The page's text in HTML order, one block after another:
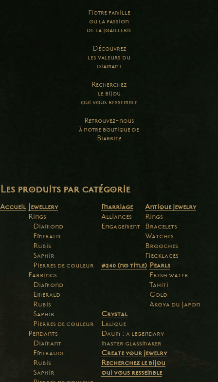
Notre famille
ou la passion
de la joaillerie
Découvrez
les valeurs du
diamant
Recherchez
le bijou
qui vous ressemble
Retrouvez-nous
à notre boutique de
Biarritz
Les produits par catégorie
Accueil Jewellery
Rings
Diamond
Emerald
Rubis
Saphir
Pierres de couleur
Earrings
Diamond
Emerald
Rubis
Saphir
Pierres de couleur
Pendants
Diamant
Emeraude
Rubis
Saphir
Marriage
Alliances
Engagement
Antique jewelry
Rings
Bracelets
Watches
Brooches
Necklaces
#240 (no title) Pearls
Fresh water
Tahiti
Gold
Akoya du Japon
Crystal
Lalique
Daum : a legendary
master glassmaker
Create your jewelry
Recherchez le bijou
qui vous ressemble